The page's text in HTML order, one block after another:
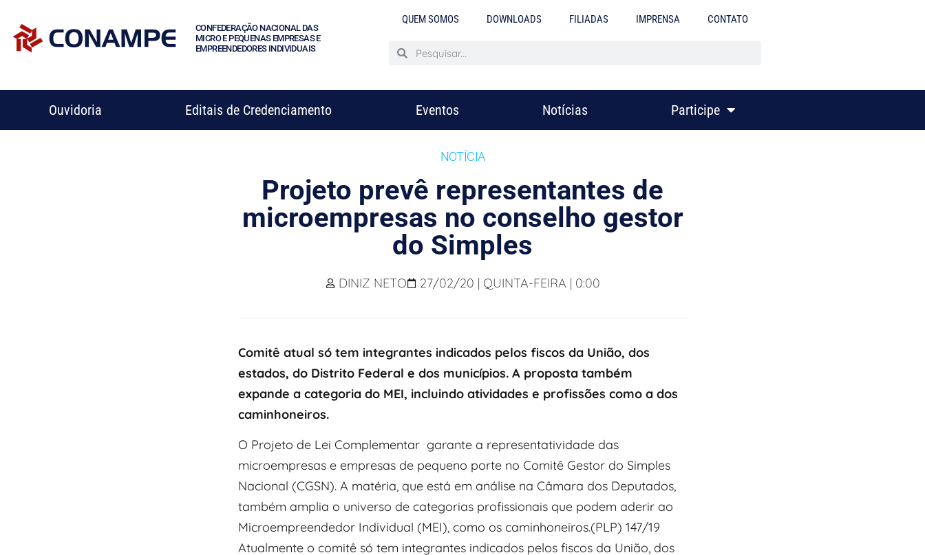
CONFEDERAÇÃO NACIONAL DAS
MICRO E PEQUENAS EMPRESAS E
EMPREENDEDORES INDIVIDUAIS
QUEM SOMOS DOWNLOADS FILIADAS IMPRENSA CONTATO
Ouvidoria Editais de Credenciamento Eventos Notícias Participe
NOTÍCIA
Projeto prevê representantes de
microempresas no conselho gestor
do Simples
DINIZ NETO 27/02/20 | QUINTA-FEIRA | 0:00
Comitê atual só tem integrantes indicados pelos fiscos da União, dos
estados, do Distrito Federal e dos municípios. A proposta também
expande a categoria do MEI, incluindo atividades e profissões como a dos
caminhoneiros.
O Projeto de Lei Complementar garante a representatividade das
microempresas e empresas de pequeno porte no Comitê Gestor do Simples
Nacional (CGSN). A matéria, que está em análise na Câmara dos Deputados,
também amplia o universo de categorias profissionais que podem aderir ao
Microempreendedor Individual (MEI), como os caminhoneiros.(PLP) 147/19
Atualmente o comitê só tem integrantes indicados pelos fiscos da União, dos